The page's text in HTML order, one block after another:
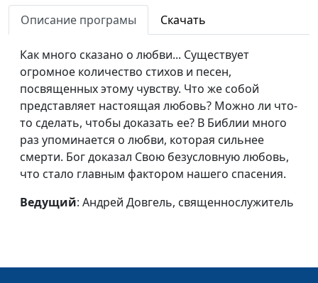
Помощь Бога
Андрей Довгель,
О молитве
Алексей Бритов, Отец
Александр Пелин,
протоиерей Русской
Православной Церкви
Московского
Патриархата, член
Общественной Палаты
отношений
Православной Церкви
Описание програмы Скачать
Как много сказано о любви... Существует
огромное количество стихов и песен,
посвященных этому чувству. Что же собой
представляет настоящая любовь? Можно ли что-
то сделать, чтобы доказать ее? В Библии много
раз упоминается о любви, которая сильнее
смерти. Бог доказал Свою безусловную любовь,
что стало главным фактором нашего спасения.
Ведущий: Андрей Довгель, священнослужитель